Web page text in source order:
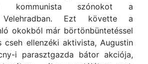
kommunista szónokot a
Velehradban. Ezt követte a
okokból már börtönbüntetéssel
cseh ellenzéki aktivista, Augustin
i parasztgazda bátor akciója,